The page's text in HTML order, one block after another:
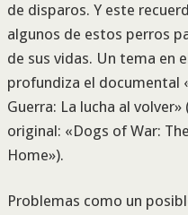
de disparos. Y este
algunos de estos perros
de sus vidas. Un tema en
profundiza el documental
Guerra: La lucha al
original: «Dogs of War:
Home»).
Problemas como un